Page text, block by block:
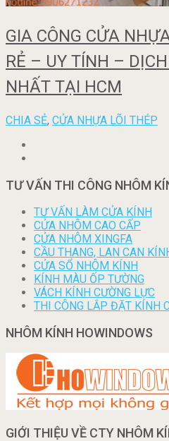
GIA CÔNG CỬA
RẺ – UY TÍNH –
NHẤT TẠI HCM
CHIA SẺ, CỬA NHỰA LÕI THÉP
TƯ VẤN THI CÔNG NHÔM
TƯ VẤN LÀM CỬA KÍNH
CỬA NHÔM CAO CẤP
CỬA NHÔM XINGFA
CẦU THANG, LAN CAN
CỬA SỔ NHÔM KÍNH
KÍNH MÀU ỐP TƯỜNG
VÁCH KÍNH CƯỜNG LỰC
THI CÔNG LẮP ĐẶT KÍNH
NHÔM KÍNH HOWINDOWS
GIỚI THIỆU VỀ CTY NHÔM